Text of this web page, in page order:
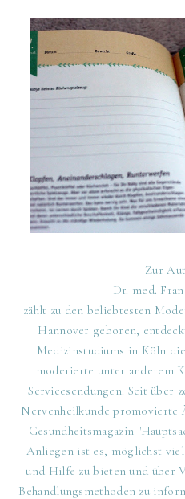
Zur
Dr. med.
zählt zu den beliebtesten
Hannover geboren,
Medizinstudiums in Köln
moderierte unter anderem
Servicesendungen. Seit über
Nervenheilkunde promovierte
Gesundheitsmagazin
Anliegen ist es, möglichst
und Hilfe zu bieten und über
Behandlungsmethoden zu